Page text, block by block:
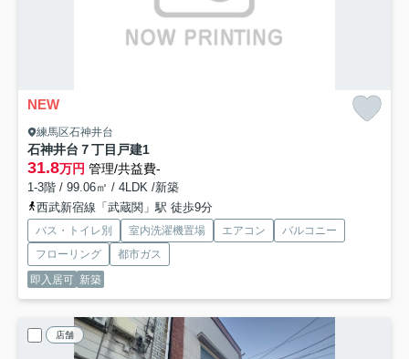
NEW
練馬区石神井台
石神井台７丁目戸建1
31.8万円 管理/共益費-
1-3階 / 99.06㎡ / 4LDK /新築
西武新宿線「武蔵関」駅 徒歩9分
バス・トイレ別 室内洗濯機置場 エアコン
バルコニー
フローリング
都市ガス
即入居可 新築
店舗